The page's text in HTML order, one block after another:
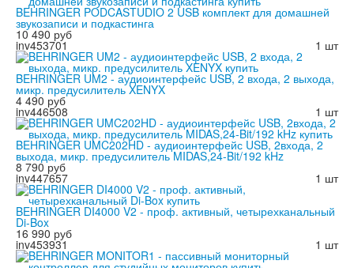
BEHRINGER PODCASTUDIO 2 USB комплект для домашней
звукозаписи и подкастинга
10 490 руб
1 шт
inv453701
BEHRINGER UM2 - аудиоинтерфейс USB, 2 входа, 2 выхода,
микр. предусилитель XENYX
4 490 руб
1 шт
inv446508
BEHRINGER UMC202HD - аудиоинтерфейс USB, 2входа, 2
выхода, микр. предусилитель MIDAS,24-Bit/192 kHz
8 790 руб
1 шт
inv447657
BEHRINGER DI4000 V2 - проф. активный, четырехканальный
Di-Box
16 990 руб
1 шт
inv453931